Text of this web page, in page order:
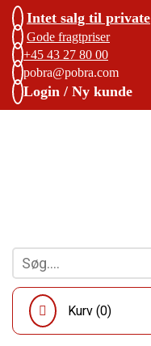
Intet salg til private
Gode fragtpriser
+45 43 27 80 00
pobra@pobra.com
Login / Ny kunde
Kurv (0)